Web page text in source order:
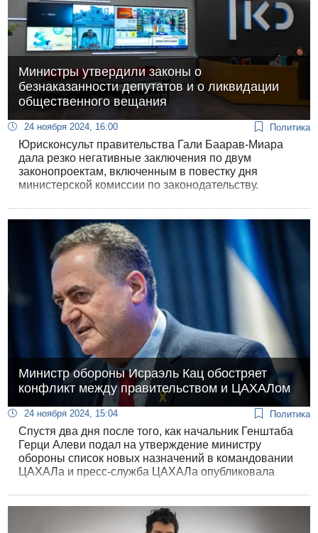
Министры утвердили законы о
безнаказанности депутатов и о ликвидации
общественного вещания
24 ноября 2024, 16:00 Политика
Юрисконсульт правительства Гали Баарав-Миара
дала резко негативные заключения по двум
законопроектам, включенным в повестку дня
министерской комиссии по законодательству.
законопроекта к продвижению в качестве
правительстванных инициатив.
Министр обороны Исраэль Кац обостряет
конфликт между правительством и ЦАХАЛом
24 ноября 2024, 15:04 Политика
Спустя два дня после того, как начальник Генштаба
Герци Алеви подал на утверждение министру
обороны список новых назначений в командовании
ЦАХАЛа и пресс-служба ЦАХАЛа опубликовала
министр обороны Исраэль Кац публично объявил о
замораживании двух назначений, не удосужившись
известить об этом решении начальника Генштаба.